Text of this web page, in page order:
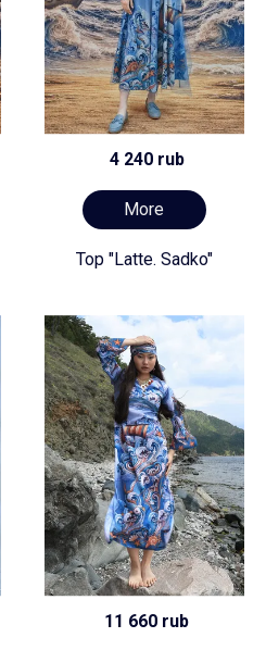
4 240 rub
More
Top "Latte. Sadko"
11 660 rub